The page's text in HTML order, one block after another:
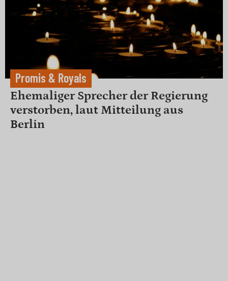
Promis & Royals
Ehemaliger Sprecher der Regierung
verstorben, laut Mitteilung aus
Berlin